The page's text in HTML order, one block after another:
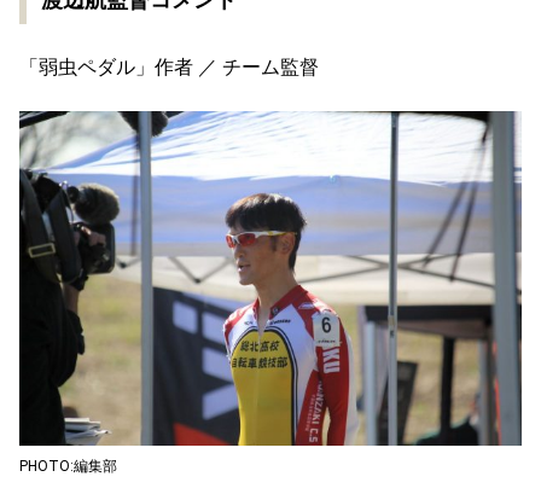
「弱虫ペダル」作者 ／ チーム監督
PHOTO:編集部